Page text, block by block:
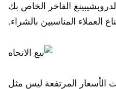
الفاخر الخاص بك
العملاء المناسبين بالشراء.
الأسعار المرتفعة ليس مثل